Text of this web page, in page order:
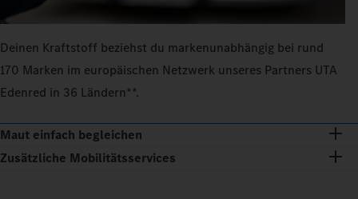
Deinen Kraftstoff beziehst du markenunabhängig bei rund
170 Marken im europäischen Netzwerk unseres Partners UTA
Edenred in 36 Ländern**.
Maut einfach begleichen
Zusätzliche Mobilitätsservices